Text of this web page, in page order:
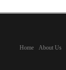
Home About Us